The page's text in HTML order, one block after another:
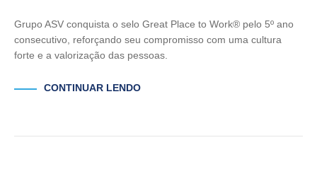
Grupo ASV conquista o selo Great Place to Work® pelo 5º ano
consecutivo, reforçando seu compromisso com uma cultura
forte e a valorização das pessoas.
CONTINUAR LENDO